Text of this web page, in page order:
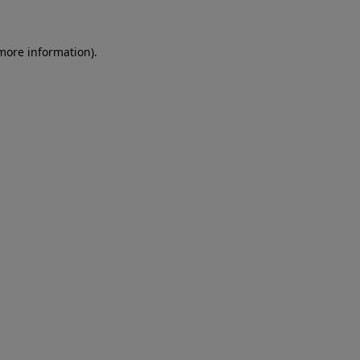
information).